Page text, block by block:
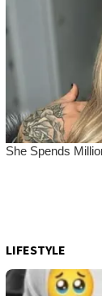
LIFESTYLE